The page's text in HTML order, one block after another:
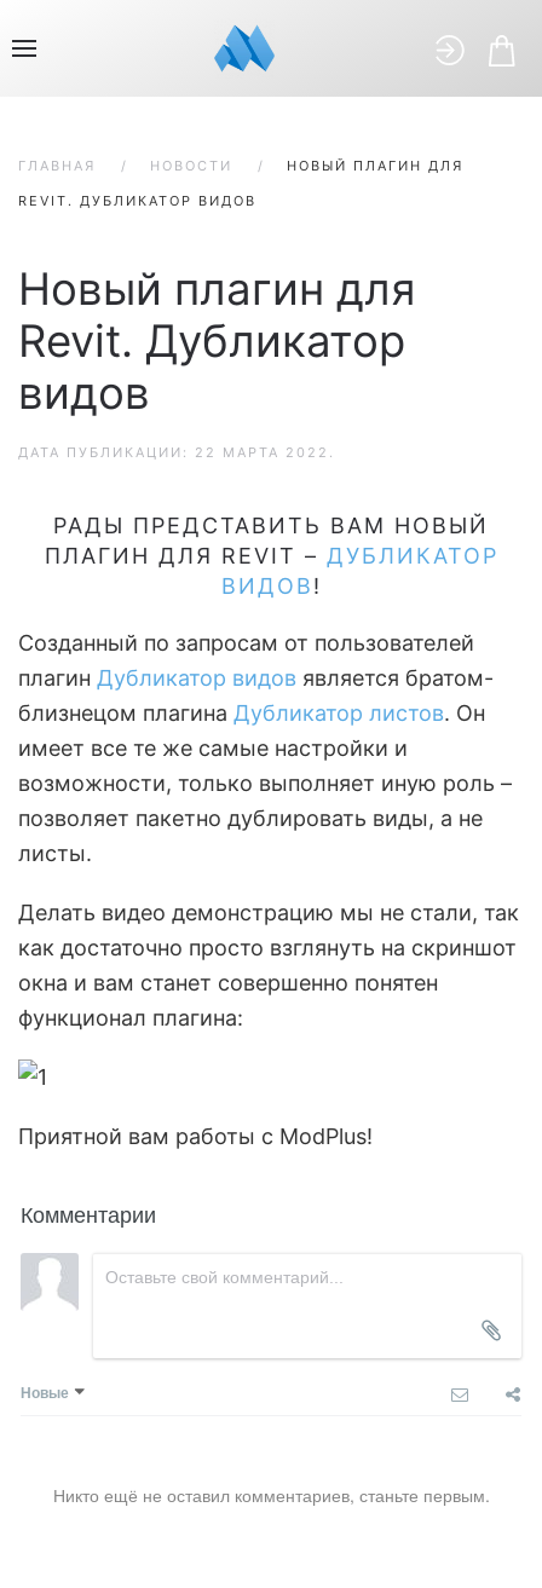
ГЛАВНАЯ НОВОСТИ НОВЫЙ ПЛАГИН ДЛЯ
REVIT. ДУБЛИКАТОР ВИДОВ
Новый плагин для
Revit. Дубликатор
видов
ДАТА ПУБЛИКАЦИИ: 22 МАРТА 2022 .
РАДЫ ПРЕДСТАВИТЬ ВАМ НОВЫЙ
ПЛАГИН ДЛЯ REVIT – ДУБЛИКАТОР
ВИДОВ!
Созданный по запросам от пользователей
плагин Дубликатор видов является братом-
близнецом плагина Дубликатор листов. Он
имеет все те же самые настройки и
возможности, только выполняет иную роль –
позволяет пакетно дублировать виды, а не
листы.
Делать видео демонстрацию мы не стали, так
как достаточно просто взглянуть на скриншот
окна и вам станет совершенно понятен
функционал плагина:
Приятной вам работы с ModPlus!
Комментарии
Новые
Никто ещё не оставил комментариев, станьте первым.